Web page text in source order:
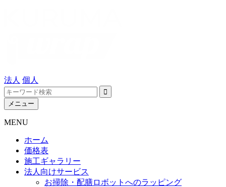
法人 個人
メニュー
MENU
ホーム
価格表
施工ギャラリー
法人向けサービス
お掃除・配膳ロボットへのラッピング